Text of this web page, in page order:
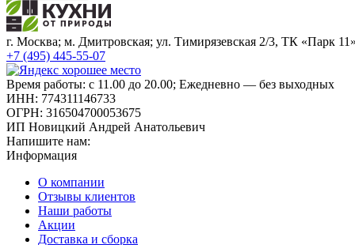
г. Москва; м. Дмитровская; ул. Тимирязевская 2/3, ТК «Парк
+7 (495) 445-55-07
Время работы: с 11.00 до 20.00; Ежедневно — без выходных
ИНН: 774311146733
ОГРН: 316504700053675
ИП Новицкий Андрей Анатольевич
Напишите нам:
Информация
О компании
Отзывы клиентов
Наши работы
Акции
Доставка и сборка